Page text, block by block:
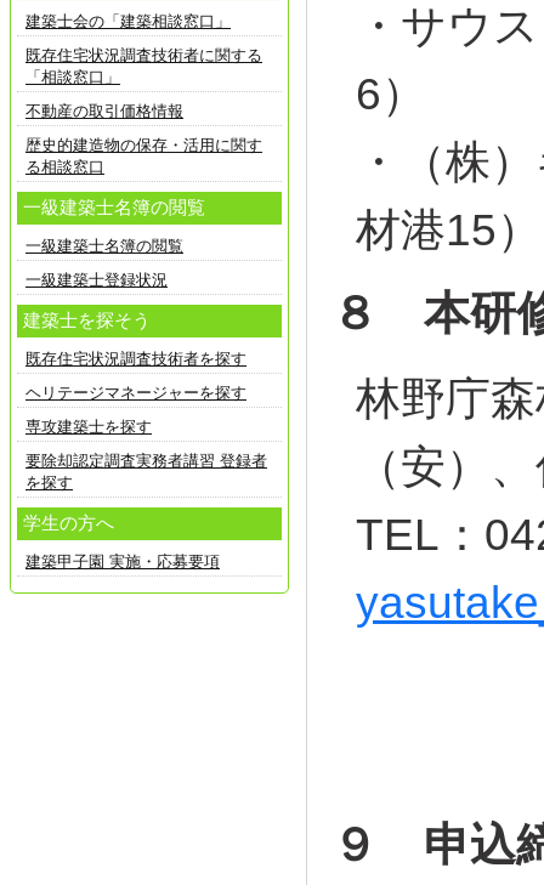
・サウ
6）
・（株
材港15）
８ 本研
林野庁
（安）
TEL：
９ 申込
建築士会の「建築相談窓口」
既存住宅状況調査技術者に関する
「相談窓口」
不動産の取引価格情報
歴史的建造物の保存・活用に関す
る相談窓口
一級建築士名簿の閲覧
一級建築士名簿の閲覧
一級建築士登録状況
建築士を探そう
既存住宅状況調査技術者を探す
ヘリテージマネージャーを探す
専攻建築士を探す
要除却認定調査実務者講習 登録者
を探す
学生の方へ
建築甲子園 実施・応募要項